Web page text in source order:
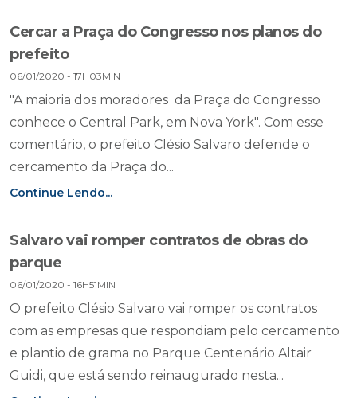
Cercar a Praça do Congresso nos planos do
prefeito
06/01/2020 - 17H03MIN
"A maioria dos moradores da Praça do Congresso
conhece o Central Park, em Nova York". Com esse
comentário, o prefeito Clésio Salvaro defende o
cercamento da Praça do...
Continue Lendo...
Salvaro vai romper contratos de obras do
parque
06/01/2020 - 16H51MIN
O prefeito Clésio Salvaro vai romper os contratos
com as empresas que respondiam pelo cercamento
e plantio de grama no Parque Centenário Altair
Guidi, que está sendo reinaugurado nesta...